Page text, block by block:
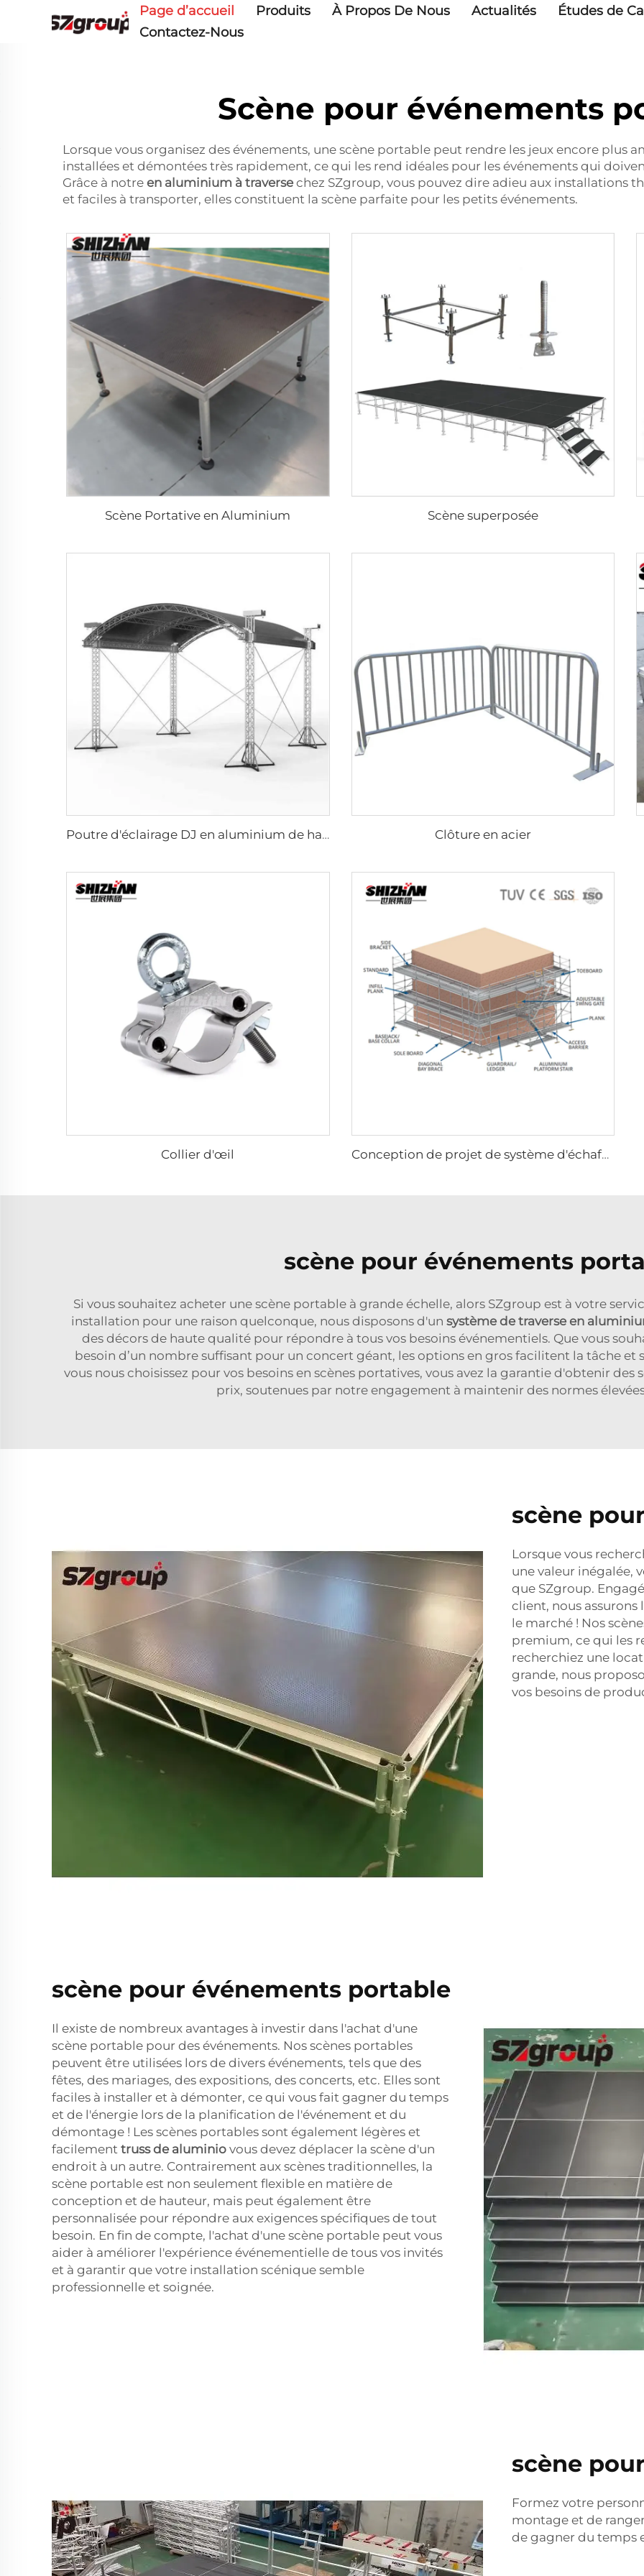
Page d’accueil Produits À Propos De Nous Actualités
Études de
Contactez-Nous
Scène pour événements
Lorsque vous organisez des événements, une scène portable peut rendre les jeux encore plus
installées et démontées très rapidement, ce qui les rend idéales pour les événements qui
Grâce à notre en aluminium à traverse chez SZgroup, vous pouvez dire adieu aux installations
et faciles à transporter, elles constituent la scène parfaite pour les petits événements.
Scène Portative en Aluminium Scène superposée
Poutre d'éclairage DJ en aluminium de haute qualité, personnalisable, robinet pour poutre, système portable en alliage d'aluminium Clôture en acier
Collier d'œil Conception de projet de système d'échafaudage pour le bâtiment
scène pour événements
Si vous souhaitez acheter une scène portable à grande échelle, alors SZgroup est à votre
installation pour une raison quelconque, nous disposons d'un système de traverse en
des décors de haute qualité pour répondre à tous vos besoins événementiels. Que vous
besoin d’un nombre suffisant pour un concert géant, les options en gros facilitent la tâche et
vous nous choisissez pour vos besoins en scènes portatives, vous avez la garantie d'obtenir
prix, soutenues par notre engagement à maintenir des normes
scène
Lorsque vous
une valeur inégalée,
que SZgroup.
client, nous
le marché ! Nos
premium, ce qui les
recherchiez une
grande, nous
vos besoins de
scène pour événements portable
Il existe de nombreux avantages à investir dans l'achat d'une
scène portable pour des événements. Nos scènes portables
peuvent être utilisées lors de divers événements, tels que des
fêtes, des mariages, des expositions, des concerts, etc. Elles sont
faciles à installer et à démonter, ce qui vous fait gagner du temps
et de l'énergie lors de la planification de l'événement et du
démontage ! Les scènes portables sont également légères et
facilement truss de aluminio vous devez déplacer la scène d'un
endroit à un autre. Contrairement aux scènes traditionnelles, la
scène portable est non seulement flexible en matière de
conception et de hauteur, mais peut également être
personnalisée pour répondre aux exigences spécifiques de tout
besoin. En fin de compte, l'achat d'une scène portable peut vous
aider à améliorer l'expérience événementielle de tous vos invités
et à garantir que votre installation scénique semble
professionnelle et soignée.
scène
Formez votre
montage et de
de gagner du temps